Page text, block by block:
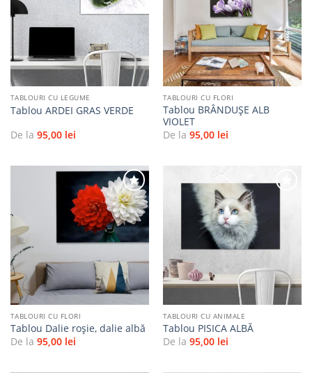
Adaugă
la
TABLOURI CU LEGUME
Tablou ARDEI GRAS VERDE
De la 95,00 lei
Adaugă
favorite
TABLOURI CU FLORI
Tablou BRÂNDUȘE ALB
VIOLET
De la 95,00 lei
Adaugă
favorite
TABLOURI CU FLORI
Tablou Dalie roșie, dalie albă
De la 95,00 lei
TABLOURI CU ANIMALE
Tablou PISICA ALBĂ
De la 95,00 lei